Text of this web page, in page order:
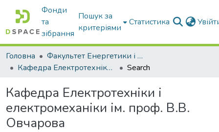
Фонди
та
зібрання
Пошук за
критеріями
Статистика
Головна
Факультет Енергетики і комп'ютерних технологій
Кафедра Електротехніки і електромеханіки ім. проф. В.В. Овчарова
Search
Кафедра Електротехніки і
електромеханіки ім. проф. В.В.
Овчарова